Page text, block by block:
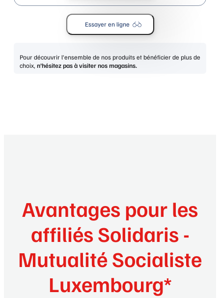
GU2824
Essayer en ligne
Pour découvrir l’ensemble de nos produits et bénéficier de plus de
choix, n’hésitez pas à visiter nos magasins.
Avantages pour les
affiliés Solidaris -
Mutualité Socialiste
Luxembourg*